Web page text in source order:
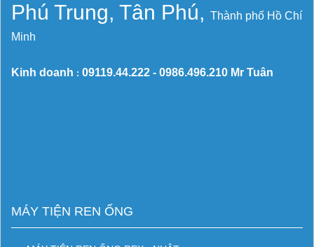
Phú Trung, Tân Phú, Thành phố Hồ Chí
Minh
Kinh doanh : 09119.44.222 - 0986.496.210 Mr Tuân
MÁY TIỆN REN ỐNG